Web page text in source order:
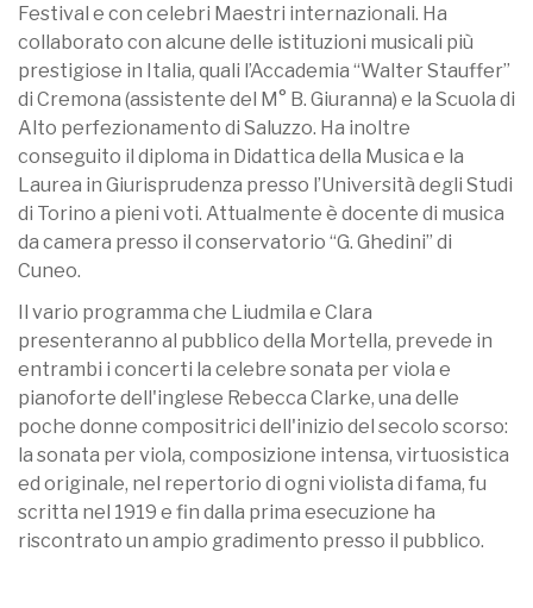
Festival e con celebri Maestri internazionali. Ha
collaborato con alcune delle istituzioni musicali più
prestigiose in Italia, quali l’Accademia “Walter Stauffer”
di Cremona (assistente del M° B. Giuranna) e la Scuola di
Alto perfezionamento di Saluzzo. Ha inoltre
conseguito il diploma in Didattica della Musica e la
Laurea in Giurisprudenza presso l’Università degli Studi
di Torino a pieni voti. Attualmente è docente di musica
da camera presso il conservatorio “G. Ghedini” di
Cuneo.
Il vario programma che Liudmila e Clara
presenteranno al pubblico della Mortella, prevede in
entrambi i concerti la celebre sonata per viola e
pianoforte dell'inglese Rebecca Clarke, una delle
poche donne compositrici dell'inizio del secolo scorso:
la sonata per viola, composizione intensa, virtuosistica
ed originale, nel repertorio di ogni violista di fama, fu
scritta nel 1919 e fin dalla prima esecuzione ha
riscontrato un ampio gradimento presso il pubblico.